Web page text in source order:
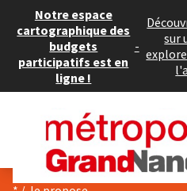
Notre espace
cartographique des
budgets
participatifs est en
ligne !
-
sur